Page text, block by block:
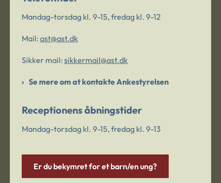
Mandag-torsdag kl. 9-15, fredag kl. 9-12
Mail: ast@ast.dk
Sikker mail: sikkermail@ast.dk
Se mere om at kontakte Ankestyrelsen
Receptionens åbningstider
Mandag-torsdag kl. 9-15, fredag kl. 9-13
Er du bekymret for et barn/en ung?